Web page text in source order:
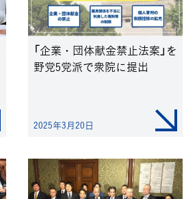
「企業・団体献金禁止法案」を
野党5党派で衆院に提出
2025年3月20日